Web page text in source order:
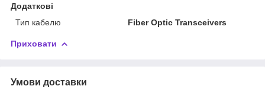
Додаткові
Тип кабелю
Fiber Optic Transceivers
Приховати
Умови доставки